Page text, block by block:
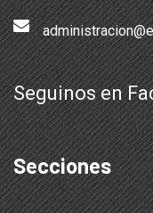
Seguinos en
Secciones